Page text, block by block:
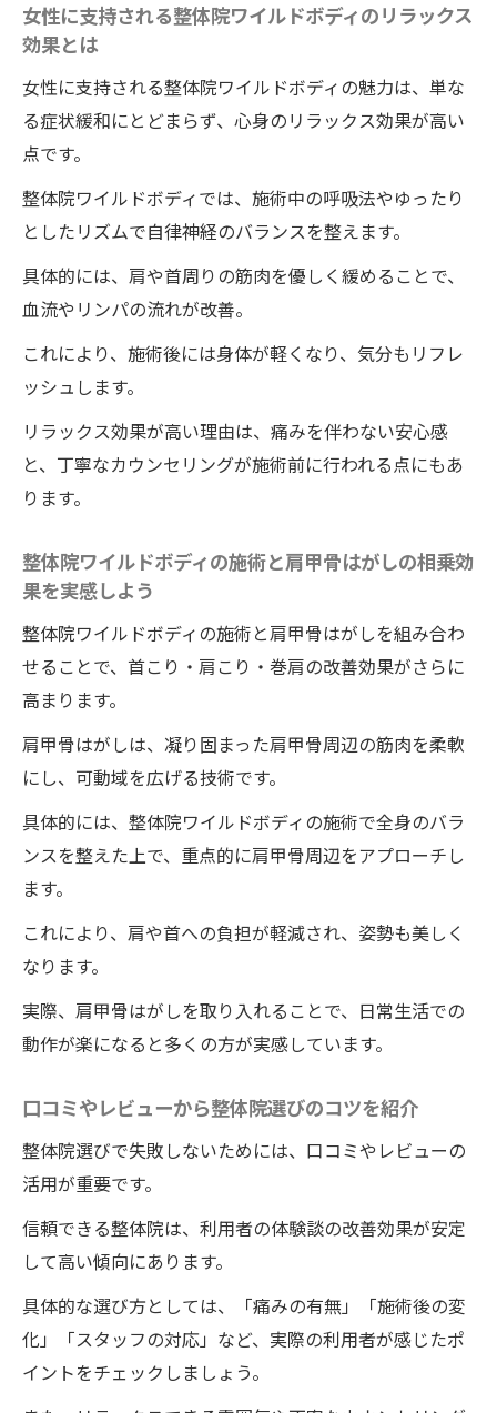
スで肩首ケアが進化する理由
性とは
整体院ワイルドボディの施術と肩甲骨はが
ワイルドボディで注目の筋膜リリース整体
の体験談集
整体で筋膜ケアを続けるメリットと継続法
肩こりや首こりを整体で根本からケアしよ
う
小顔矯正も叶う徳島の整体院ワイルドボディの
施術が選ばれる理由
整体院ワイルドボディの施術で小顔矯正が
ディの施術の特徴を解説
整体院ワイルドボディの施術と美容効果を
両立させる新しいケア方法
整体院ワイルドボディの施術で顔のむくみ
や歪みを改善するポイント
口コミで評判の整体院ワイルドボディの施
術が選ばれる理由とは
整体院ワイルドボディの施術で心も身体も
リフレッシュする体験談
整体選びで失敗しないための検索活用術
整体のレビューや評価を見極めるポイント
整体のお得なクーポン活用テクニックを紹
予約前にチェックしたい整体院の安心ポイ
整体選びで重視したい女性視点のポイント
首や肩の悩みを整体院ワイルドボディの施術で
根本から見直す
整体院ワイルドボディの施術で首こり肩こ
りを根本改善に導く方法
女性に支持される整体院ワイルドボディのリラックス
効果とは
女性に支持される整体院ワイルドボディの魅力は、単な
る症状緩和にとどまらず、心身のリラックス効果が高い
点です。
整体院ワイルドボディでは、施術中の呼吸法やゆったり
としたリズムで自律神経のバランスを整えます。
具体的には、肩や首周りの筋肉を優しく緩めることで、
血流やリンパの流れが改善。
これにより、施術後には身体が軽くなり、気分もリフレ
ッシュします。
リラックス効果が高い理由は、痛みを伴わない安心感
と、丁寧なカウンセリングが施術前に行われる点にもあ
ります。
整体院ワイルドボディの施術と肩甲骨はがしの相乗効
果を実感しよう
整体院ワイルドボディの施術と肩甲骨はがしを組み合わ
せることで、首こり・肩こり・巻肩の改善効果がさらに
高まります。
肩甲骨はがしは、凝り固まった肩甲骨周辺の筋肉を柔軟
にし、可動域を広げる技術です。
具体的には、整体院ワイルドボディの施術で全身のバラ
ンスを整えた上で、重点的に肩甲骨周辺をアプローチし
ます。
これにより、肩や首への負担が軽減され、姿勢も美しく
なります。
実際、肩甲骨はがしを取り入れることで、日常生活での
動作が楽になると多くの方が実感しています。
口コミやレビューから整体院選びのコツを紹介
整体院選びで失敗しないためには、口コミやレビューの
活用が重要です。
信頼できる整体院は、利用者の体験談の改善効果が安定
して高い傾向にあります。
具体的な選び方としては、「痛みの有無」「施術後の変
化」「スタッフの対応」など、実際の利用者が感じたポ
イントをチェックしましょう。